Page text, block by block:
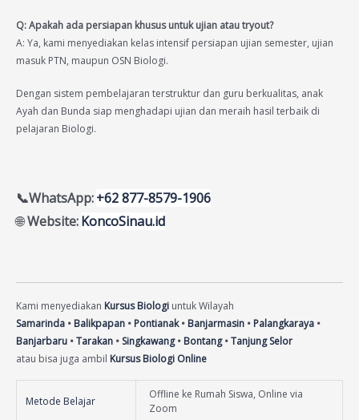
Q: Apakah ada persiapan khusus untuk ujian atau tryout?
A: Ya, kami menyediakan kelas intensif persiapan ujian semester, ujian
masuk PTN, maupun OSN Biologi.
Dengan sistem pembelajaran terstruktur dan guru berkualitas, anak
Ayah dan Bunda siap menghadapi ujian dan meraih hasil terbaik di
pelajaran Biologi.
📞WhatsApp:+62 877-8579-1906
🌐Website:KoncoSinau.id
Kami menyediakan Kursus Biologi untuk Wilayah
Samarinda • Balikpapan • Pontianak• Banjarmasin • Palangkaraya •
Banjarbaru •Tarakan • Singkawang• Bontang•Tanjung Selor
atau bisa juga ambil Kursus Biologi Online
Metode Belajar
Offline ke Rumah Siswa, Online via
Zoom